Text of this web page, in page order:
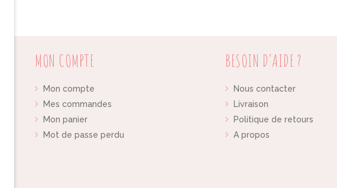
MON COMPTE
Mon compte
Mes commandes
Mon panier
Mot de passe perdu
BESOIN D’AIDE ?
Nous contacter
Livraison
Politique de retours
A propos